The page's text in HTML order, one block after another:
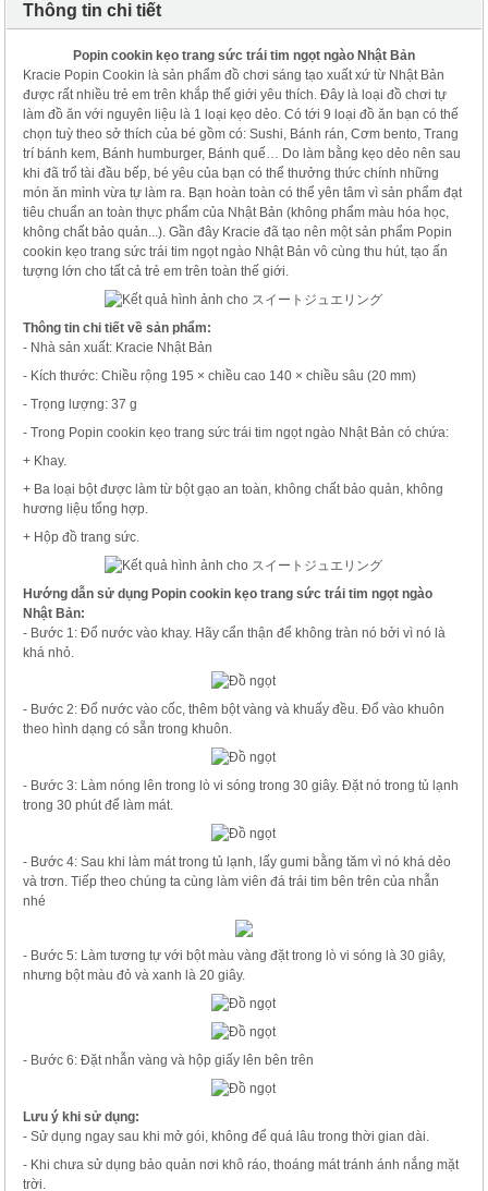
Thông tin chi tiết
Popin cookin kẹo trang sức trái tim ngọt ngào Nhật Bản
Kracie Popin Cookin là sản phẩm đồ chơi sáng tạo xuất xứ từ Nhật Bản
được rất nhiều trẻ em trên khắp thế giới yêu thích. Đây là loại đồ chơi tự
làm đồ ăn với nguyên liệu là 1 loại kẹo dẻo. Có tới 9 loại đồ ăn bạn có thế
chọn tuỳ theo sở thích của bé gồm có: Sushi, Bánh rán, Cơm bento, Trang
trí bánh kem, Bánh humburger, Bánh quế… Do làm bằng kẹo dẻo nên sau
khi đã trổ tài đầu bếp, bé yêu của bạn có thể thưởng thức chính những
món ăn mình vừa tự làm ra. Bạn hoàn toàn có thể yên tâm vì sản phẩm đạt
tiêu chuẩn an toàn thực phẩm của Nhật Bản (không phẩm màu hóa học,
không chất bảo quản...). Gần đây Kracie đã tạo nên một sản phẩm Popin
cookin kẹo trang sức trái tim ngọt ngào Nhật Bản vô cùng thu hút, tạo ấn
tượng lớn cho tất cả trẻ em trên toàn thế giới.
Thông tin chi tiết về sản phẩm:
- Nhà sản xuất: Kracie Nhật Bản
- Kích thước: Chiều rộng 195 × chiều cao 140 × chiều sâu (20 mm)
- Trọng lượng: 37 g
- Trong Popin cookin kẹo trang sức trái tim ngọt ngào Nhật Bản có chứa:
+ Khay.
+ Ba loại bột được làm từ bột gạo an toàn, không chất bảo quản, không
hương liệu tổng hợp.
+ Hộp đồ trang sức.
Hướng dẫn sử dụng Popin cookin kẹo trang sức trái tim ngọt ngào
Nhật Bản:
- Bước 1: Đổ nước vào khay. Hãy cẩn thận để không tràn nó bởi vì nó là
khá nhỏ.
- Bước 2: Đổ nước vào cốc, thêm bột vàng và khuấy đều. Đổ vào khuôn
theo hình dạng có sẵn trong khuôn.
- Bước 3: Làm nóng lên trong lò vi sóng trong 30 giây. Đặt nó trong tủ lạnh
trong 30 phút để làm mát.
- Bước 4: Sau khi làm mát trong tủ lạnh, lấy gumi bằng tăm vì nó khá dẻo
và trơn. Tiếp theo chúng ta cùng làm viên đá trái tim bên trên của nhẫn
nhé
- Bước 5: Làm tương tự với bột màu vàng đặt trong lò vi sóng là 30 giây,
nhưng bột màu đỏ và xanh là 20 giây.
- Bước 6: Đặt nhẫn vàng và hộp giấy lên bên trên
Lưu ý khi sử dụng:
- Sử dụng ngay sau khi mở gói, không để quá lâu trong thời gian dài.
- Khi chưa sử dụng bảo quản nơi khô ráo, thoáng mát tránh ánh nắng mặt
trời.